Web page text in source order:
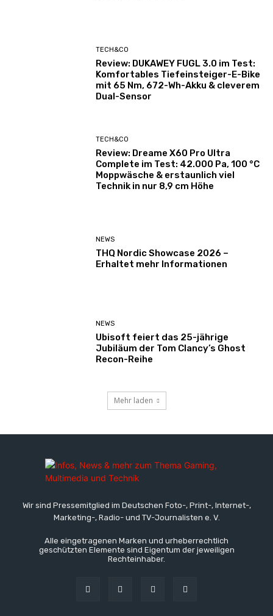
TECH&CO
Review: DUKAWEY FUGL 3.0 im Test:
Komfortables Tiefeinsteiger-E-Bike
mit 65 Nm, 672-Wh-Akku & cleverem
Dual-Sensor
TECH&CO
Review: Dreame X60 Pro Ultra
Complete im Test: 42.000 Pa, 100 °C
Moppwäsche & erstaunlich viel
Technik in nur 8,9 cm Höhe
NEWS
THQ Nordic Showcase 2026 –
Erhaltet mehr Informationen
NEWS
Ubisoft feiert das 25-jährige
Jubiläum der Tom Clancy’s Ghost
Recon-Reihe
Mehr laden
Wir sind Pressemitglied im Deutschen Foto-, Print-, Internet-,
Marketing-, Radio- und TV-Journalisten e. V.
Alle eingetragenen Marken und urheberrechtlich
geschützten Elemente sind Eigentum der jeweiligen
Rechteinhaber.